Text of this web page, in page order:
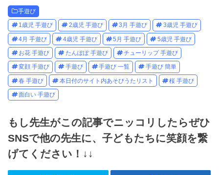
手遊び
1歳児 手遊び 2歳児 手遊び 3月 手遊び 3歳児 手遊び
4月 手遊び 4歳児 手遊び 5月 手遊び 5歳児 手遊び
お花 手遊び たんぽぽ 手遊び チューリップ 手遊び
変顔 手遊び 手遊び 手遊び 一覧 手遊び 簡単
春 手遊び 本日付のサイト内あそびうたリスト 桜 手遊び
面白い 手遊び
もし先生がこの記事でニッコリしたらぜひ
SNSで他の先生に、子どもたちに笑顔を繋
げてください！↓↓